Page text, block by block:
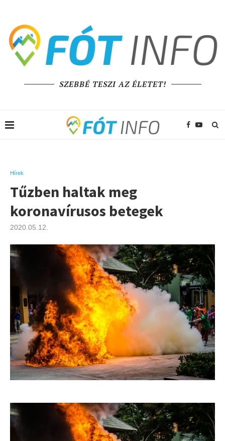
SZEBBÉ TESZI AZ ÉLETET!
Hírek
Tűzben haltak meg
koronavírusos betegek
2020.05.12.